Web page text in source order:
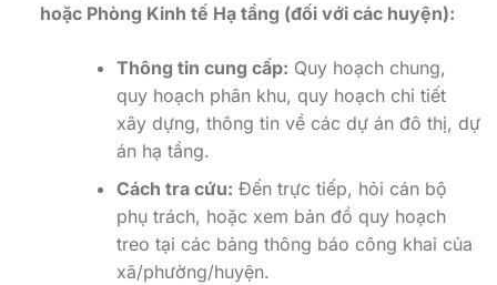
hoặc Phòng Kinh tế Hạ tầng (đối với các huyện):
Thông tin cung cấp: Quy hoạch chung,
quy hoạch phân khu, quy hoạch chi tiết
xây dựng, thông tin về các dự án đô thị, dự
án hạ tầng.
Cách tra cứu: Đến trực tiếp, hỏi cán bộ
phụ trách, hoặc xem bản đồ quy hoạch
treo tại các bảng thông báo công khai của
xã/phường/huyện.